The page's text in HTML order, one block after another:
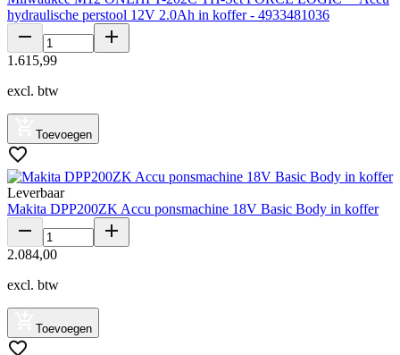
hydraulische perstool 12V 2.0Ah in koffer - 4933481036
1 .615,99
excl. btw
Toevoegen
Leverbaar
Makita DPP200ZK Accu ponsmachine 18V Basic Body in koffer
2.084,00
excl. btw
Toevoegen